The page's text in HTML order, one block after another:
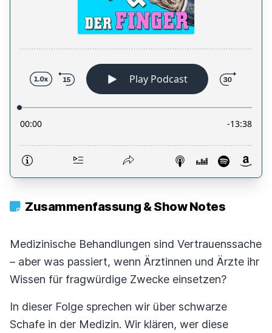
Zusammenfassung & Show Notes
Medizinische Behandlungen sind Vertrauenssache
– aber was passiert, wenn Ärztinnen und Ärzte ihr
Wissen für fragwürdige Zwecke einsetzen?
In dieser Folge sprechen wir über schwarze
Schafe in der Medizin. Wir klären, wer diese